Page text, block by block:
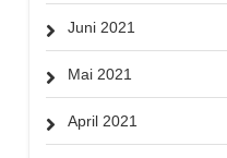
Juni 2021
Mai 2021
April 2021